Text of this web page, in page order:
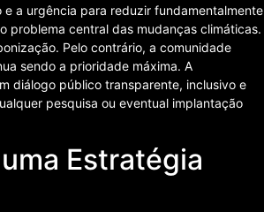
a urgência para reduzir fundamentalmente
problema central das mudanças climáticas.
Pelo contrário, a comunidade
sendo a prioridade máxima. A
diálogo público transparente, inclusivo e
pesquisa ou eventual implantação
Estratégia